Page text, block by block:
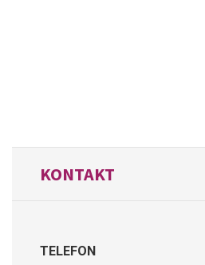
KONTAKT
TELEFON